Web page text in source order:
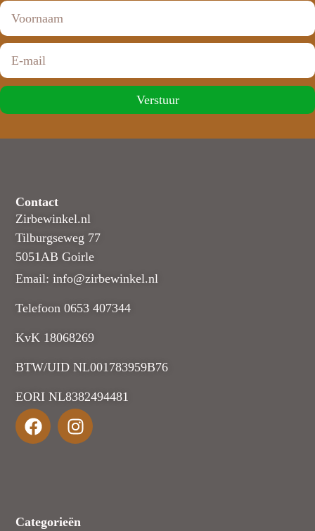
Verstuur
Contact
Zirbewinkel.nl
Tilburgseweg 77
5051AB Goirle
Email: info@zirbewinkel.nl
Telefoon 0653 407344
KvK 18068269
BTW/UID NL001783959B76
EORI NL8382494481
Categorieën